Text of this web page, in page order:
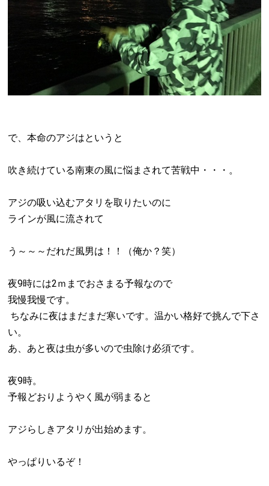
で、本命のアジはというと
吹き続けている南東の風に悩まされて苦戦中・・・。
アジの吸い込むアタリを取りたいのに
ラインが風に流されて
う～～～だれだ風男は！！（俺か？笑）
夜9時には2ｍまでおさまる予報なので
我慢我慢です。
ちなみに夜はまだまだ寒いです。温かい格好で挑んで下さ
い。
あ、あと夜は虫が多いので虫除け必須です。
夜9時。
予報どおりようやく風が弱まると
アジらしきアタリが出始めます。
やっぱりいるぞ！